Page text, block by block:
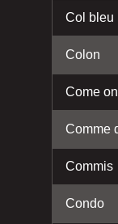
Col bleu
Colon
Come on
Comme
Commis
Condo